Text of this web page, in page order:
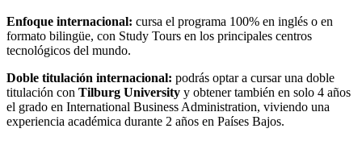
Enfoque internacional: cursa el programa 100% en inglés o en
formato bilingüe, con Study Tours en los principales centros
tecnológicos del mundo.
Doble titulación internacional: podrás optar a cursar una doble
titulación con Tilburg University y obtener también en solo 4 años
el grado en International Business Administration, viviendo una
experiencia académica durante 2 años en Países Bajos.